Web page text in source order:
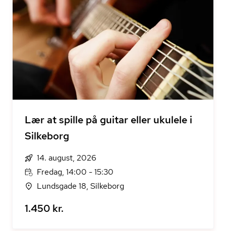
Lær at spille på guitar eller ukulele i
Silkeborg
14. august, 2026
Fredag, 14:00 - 15:30
Lundsgade 18, Silkeborg
1.450 kr.